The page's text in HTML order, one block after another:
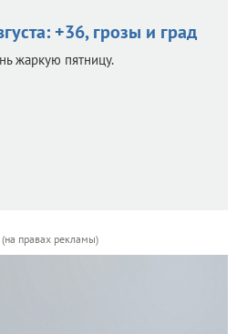
+36, грозы и град
жаркую пятницу.
(на правах рекламы)